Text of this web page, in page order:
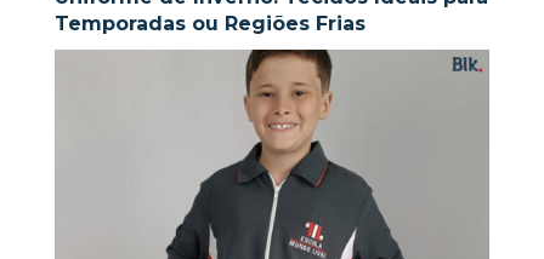
Temporadas ou Regiões Frias